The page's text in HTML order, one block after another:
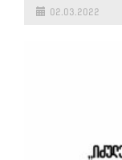
02.03.2022